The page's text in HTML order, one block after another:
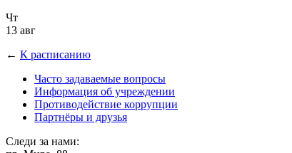
Чт
13 авг
← К расписанию
Часто задаваемые вопросы
Информация об учреждении
Противодействие коррупции
Партнёры и друзья
Следи за нами: